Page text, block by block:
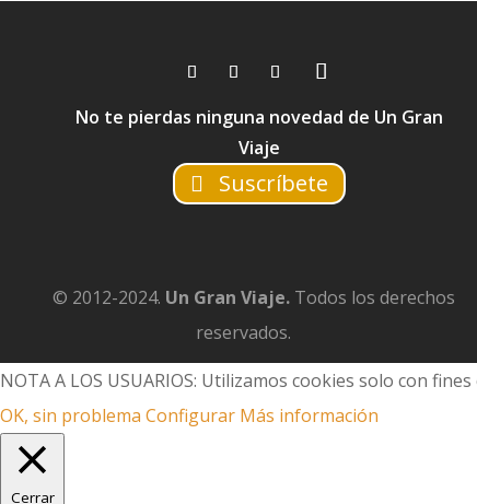
No te pierdas ninguna novedad de Un Gran
Viaje
Suscríbete
© 2012-2024. Un Gran Viaje. Todos los derechos
reservados.
NOTA A LOS USUARIOS: Utilizamos cookies solo con
OK, sin problema Configurar Más información
Cerrar